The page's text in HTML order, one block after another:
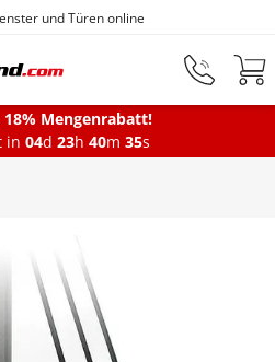
springen
seit 1872
18% Mengenrabatt!
in 04d 23h 40m 35s